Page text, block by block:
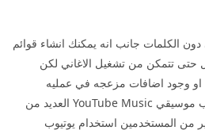
الكلمات جانب انه يمكنك انشاء قوائم
حتى تتمكن من تشغيل الاغاني لكن
او وجود اضافات مزعجه في عمليه
الاستماع لذا يمتلك تحميل يوتيوب موسيقي YouTube Music العديد من
من المستخدمين استخدام يوتيوب